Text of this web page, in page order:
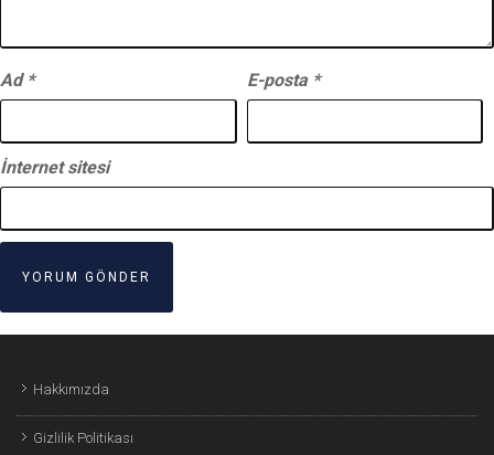
Ad * E-posta *
İnternet sitesi
Hakkımızda
Gizlilik Politikası